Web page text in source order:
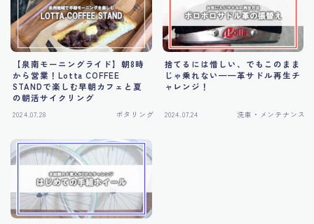
【泉南モーニングライド】朝8時
から営業！Lotta COFFEE
STANDで楽しむ早朝カフェと夏
の朝活サイクリング
2024.07.28 ポタリング
捨てるには惜しい、でもこのまま
じゃ乗れない——革サドル再生チ
ャレンジ！
2024.07.24 洗車・メンテナンス